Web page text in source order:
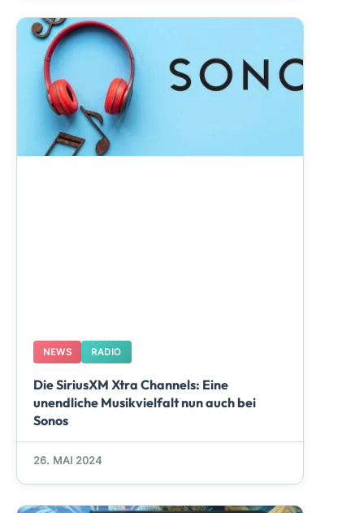
NEWS RADIO
Die SiriusXM Xtra Channels: Eine
unendliche Musikvielfalt nun auch bei
Sonos
26. MAI 2024